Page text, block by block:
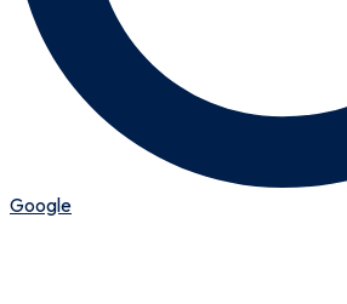
Google